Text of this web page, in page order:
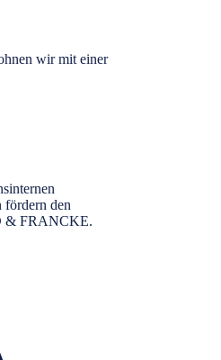
wir mit einer
fördern den
& FRANCKE.